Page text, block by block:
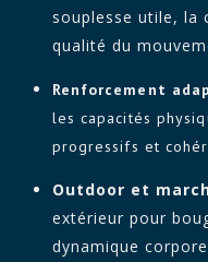
souplesse utile, la
qualité du
Renforcement
les capacités
progressifs et
Outdoor et
extérieur pour
dynamique